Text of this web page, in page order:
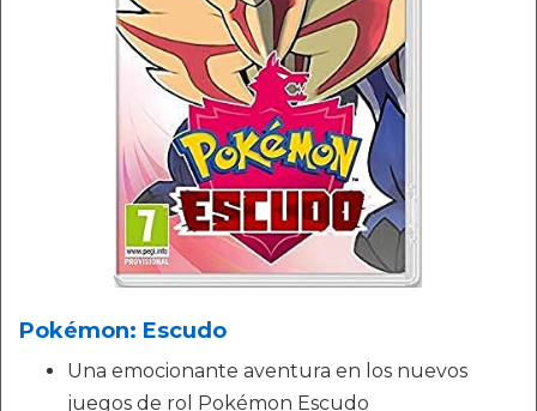
Pokémon: Escudo
Una emocionante aventura en los nuevos
juegos de rol Pokémon Escudo